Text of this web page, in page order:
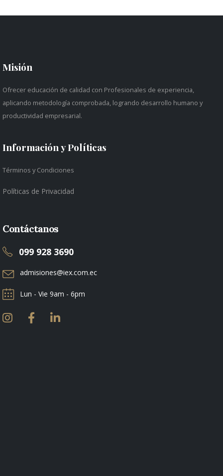
Misión
Ofrecer educación de calidad con Profesionales de experiencia,
aplicando metodología comprobada, logrando desarrollo humano y
productividad empresarial.
Información y Políticas
Términos y Condiciones
Políticas de Privacidad
Contáctanos
099 928 3690
admisiones@iex.com.ec
Lun - Vie 9am - 6pm